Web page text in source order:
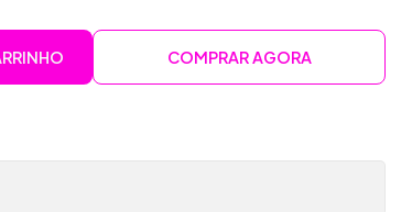
COMPRAR AGORA